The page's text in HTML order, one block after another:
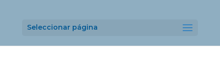
Seleccionar página